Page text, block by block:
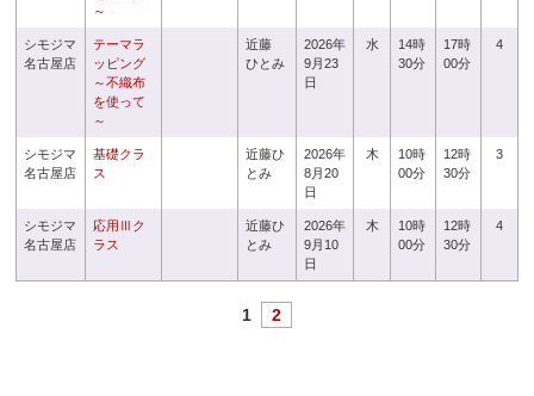
～
シモジマ
名古屋店
テーマラ
ッピング
～不織布
を使って
～
近藤
ひとみ
2026年
9月23
日
水
14時
30分
17時
00分
4
シモジマ
名古屋店
基礎クラ
ス
近藤ひ
とみ
2026年
8月20
日
木
10時
00分
12時
30分
3
シモジマ
名古屋店
応用Ⅲク
ラス
近藤ひ
とみ
2026年
9月10
日
木
10時
00分
12時
30分
4
1 2